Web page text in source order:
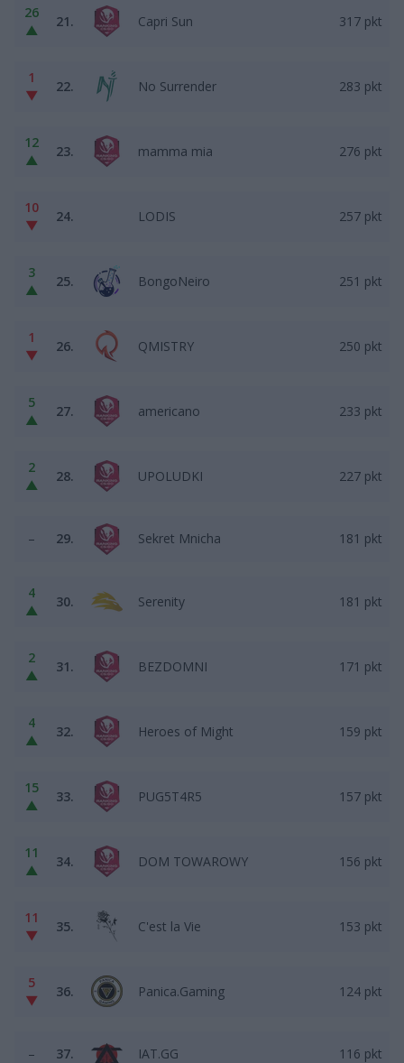
26
▲
21. Capri Sun 317 pkt
1
▼
22. No Surrender 283 pkt
12
▲
23. mamma mia 276 pkt
10
▼
24. LODIS 257 pkt
3
▲
25. BongoNeiro 251 pkt
1
▼
26. QMISTRY 250 pkt
5
▲
27. americano 233 pkt
2
▲
28. UPOLUDKI 227 pkt
– 29. Sekret Mnicha 181 pkt
4
▲
30. Serenity 181 pkt
2
▲
31. BEZDOMNI 171 pkt
4
▲
32. Heroes of Might 159 pkt
15
▲
33. PUG5T4R5 157 pkt
11
▲
34. DOM TOWAROWY 156 pkt
11
▼
35. C'est la Vie 153 pkt
5
▼
36. Panica.Gaming 124 pkt
– 37. IAT.GG 116 pkt